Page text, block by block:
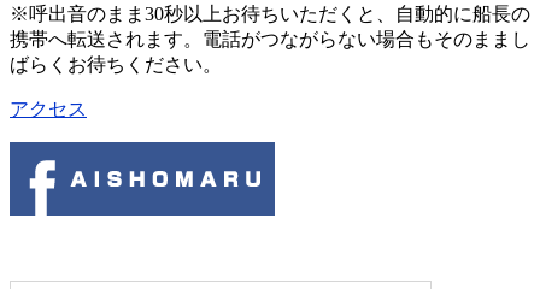
※呼出音のまま30秒以上お待ちいただくと、自動的に船長の
携帯へ転送されます。電話がつながらない場合もそのままし
ばらくお待ちください。
アクセス